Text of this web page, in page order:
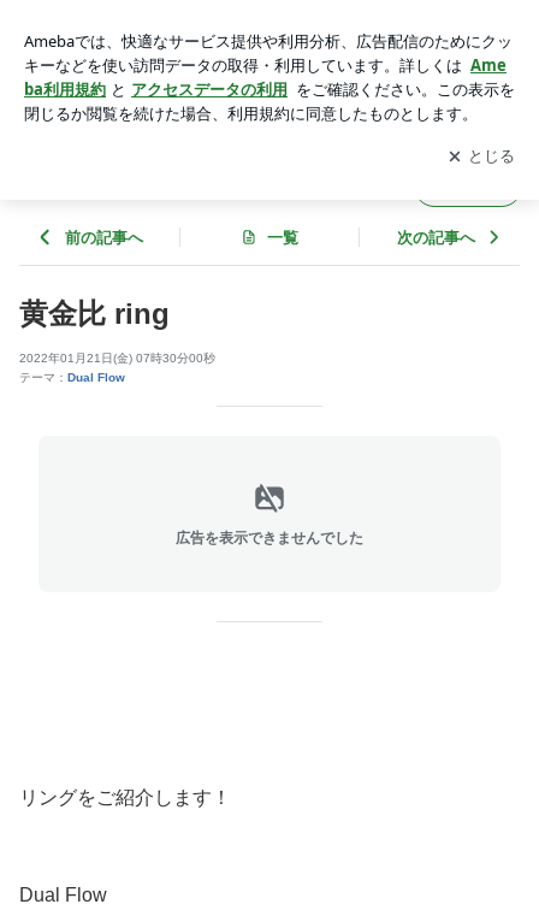
アプリをダウンロードして ブログの更新通知
を受け取りまし
ょう。
開く
前の記事へ 一覧 次の記事へ
黄金比 ring
2022年01月21日(金) 07時30分00秒
テーマ： Dual Flow
広告を表示できませんでした
リングをご紹介します！
Dual Flow